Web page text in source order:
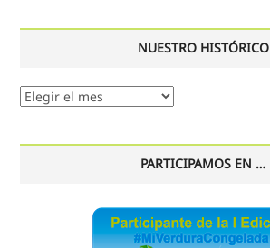
NUESTRO HISTÓRICO
Nuestro
PARTICIPAMOS EN …